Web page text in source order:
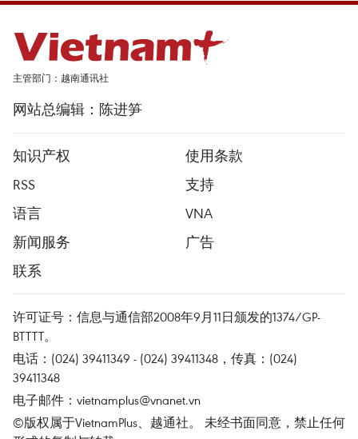
主管部门：越南通讯社
网站总编辑：陈进笋
知识产权
使用条款
RSS
支持
语言
VNA
新闻服务
广告
联系
许可证号：信息与通信部2008年9月11日颁发的1374/GP-
BTTTT。
电话：(024) 39411349 - (024) 39411348，传真：(024)
39411348
电子邮件： vietnamplus@vnanet.vn
©版权属于VietnamPlus、越通社。 未经书面同意，禁止任何